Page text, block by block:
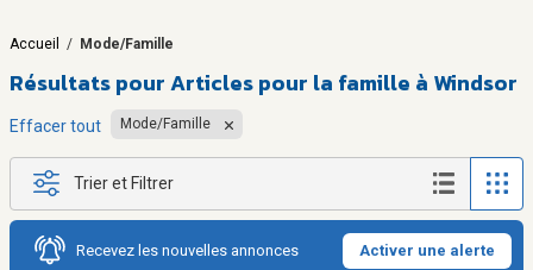
Accueil / Mode/Famille
Résultats pourArticles pour la famille à Windsor
Effacer tout Mode/Famille
Trier et Filtrer
Recevez les nouvelles annonces Activer une alerte